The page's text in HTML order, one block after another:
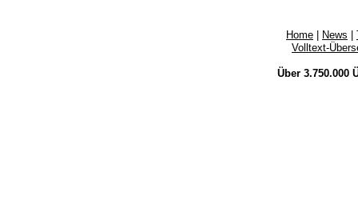
Home News
Volltext-
Über 3.750.000